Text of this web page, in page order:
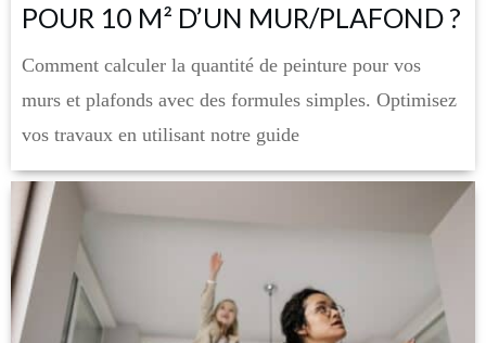
POUR 10 M² D’UN MUR/PLAFOND ?
Comment calculer la quantité de peinture pour vos
murs et plafonds avec des formules simples. Optimisez
vos travaux en utilisant notre guide